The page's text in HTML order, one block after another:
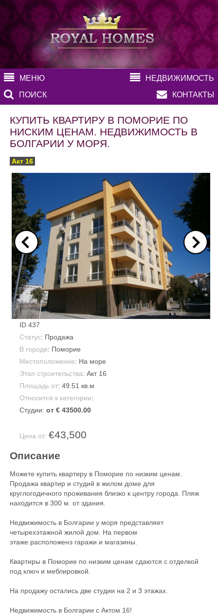
МЕНЮ
НЕДВИЖИМОСТЬ
ПОИСК
КОНТАКТЫ
КУПИТЬ КВАРТИРУ В ПОМОРИЕ ПО
НИСКИМ ЦЕНАМ. НЕДВИЖИМОСТЬ В
БОЛГАРИИ У МОРЯ.
Акт 16
ID 437
Статус: Продажа
В городе: Поморие
Местоположение: На море
Этап строительства: Акт 16
Площадь от: 49.51 кв.м
Относится к категории:
Студии: от € 43500.00
Цена от: €43,500
Описание
Можете купить квартиру в Поморие по низким ценам.
Продажа квартир и студий в жилом доме для
круглогодичного проживания близко к центру города. Пляж
находится в 300 м. от здания.
Недвижимость в Болгарии у моря представляет
четырехэтажной жилой дом. На первом
этаже расположенэ гаражи и магазины.
Квартиры в Поморие по низким ценам сдаются с отделкой
под ключ и меблировкой.
На продажу остались две студии на 2 и 3 этажах.
Недвижимость в Болгарии с Актом 16!